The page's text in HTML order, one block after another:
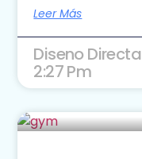
Leer Más
Diseno Directa
2:27 Pm